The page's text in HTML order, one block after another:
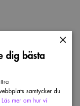
×
dig bästa
samtycker du
Läs mer om hur vi